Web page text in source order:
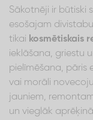
Sākotnēji ir būtiski
esošajam
tikai kosmētiskais
ieklāšana, griestu
pielīmēšana, pāris
vai morāli
jauniem,
un vieglāk